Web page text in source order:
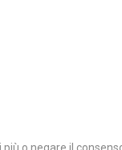
più o negare il